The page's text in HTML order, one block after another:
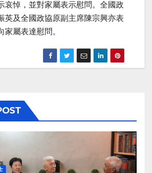
哀悼，並對家屬表示慰問。全國政
英及全國政協原副主席陳宗興亦表
家屬表達慰問。